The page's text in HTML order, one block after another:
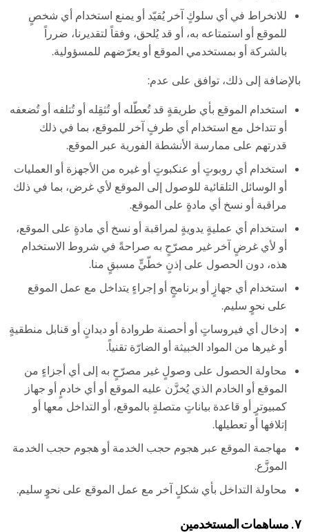
للانخراط في أي سلوكٍ آخر يُقيّد أو يمنع استخدام أي شخصٍ
للموقع أو استمتاعه به، أو قد يُلحق، وفقاً لتقديرنا، ضرراً
بالشركة أو بمستخدمي الموقع أو يعرّضهم للمسؤولية.
بالإضافة إلى ذلك، توافق على عدم:
استخدام الموقع بأي طريقةٍ قد تُعطّله أو تُثقِله أو تُتلفه أو تُضعفه
أو تتداخل مع استخدام أي طرفٍ آخر للموقع، بما في ذلك
قدرتهم على ممارسة الأنشطة الفورية عبر الموقع.
استخدام أي روبوتٍ أو عنكبوتٍ أو غيره من الأجهزة أو العمليات
أو الوسائل التلقائية للوصول إلى الموقع لأي غرض، بما في ذلك
مراقبة أو نسخ أي مادةٍ على الموقع.
استخدام أي عمليةٍ يدويةٍ لمراقبة أو نسخ أي مادةٍ على الموقع،
أو لأي غرضٍ آخر غير مصرّحٍ به صراحةً في شروط الاستخدام
هذه، دون الحصول على إذنٍ خطّيٍّ مسبقٍ منا.
استخدام أي جهازٍ أو برنامجٍ أو إجراءٍ يتداخل مع عمل الموقع
على نحوٍ سليم.
إدخال أي فيروساتٍ أو أحصنة طروادة أو ديدانٍ أو قنابل منطقيةٍ
أو غيرها من المواد الخبيثة أو الضارّة تقنياً.
محاولة الحصول على وصولٍ غير مصرّحٍ به إلى أي أجزاءٍ من
الموقع أو الخادم الذي يُخزَّن عليه الموقع أو أي خادمٍ أو جهاز
كمبيوترٍ أو قاعدة بياناتٍ متصلةٍ بالموقع، أو التداخل معها أو
إتلافها أو تعطيلها.
مهاجمة الموقع عبر هجوم حجب الخدمة أو هجوم حجب الخدمة
الموزَّع.
محاولة التداخل بأي شكلٍ آخر مع عمل الموقع على نحوٍ سليم.
٧. مساهمات المستخدمين